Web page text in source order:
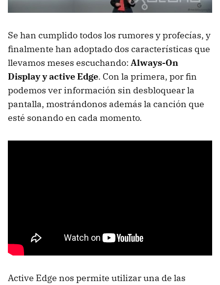
Se han cumplido todos los rumores y profecías, y
finalmente han adoptado dos características que
llevamos meses escuchando: Always-On
Display y active Edge. Con la primera, por fin
podemos ver información sin desbloquear la
pantalla, mostrándonos además la canción que
esté sonando en cada momento.
Active Edge nos permite utilizar una de las